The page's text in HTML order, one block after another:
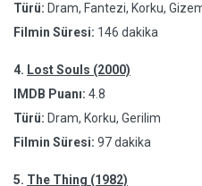
Türü: Dram, Fantezi, Korku,
Filmin Süresi: 146 dakika
4. Lost Souls (2000)
IMDB Puanı: 4.8
Türü: Dram, Korku, Gerilim
Filmin Süresi: 97 dakika
5. The Thing (1982)